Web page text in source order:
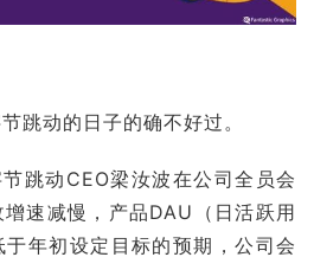
跳动的日子的确不好过。
跳动CEO梁汝波在公司全员会
增速减慢，产品DAU（日活跃用
年初设定目标的预期，公司会